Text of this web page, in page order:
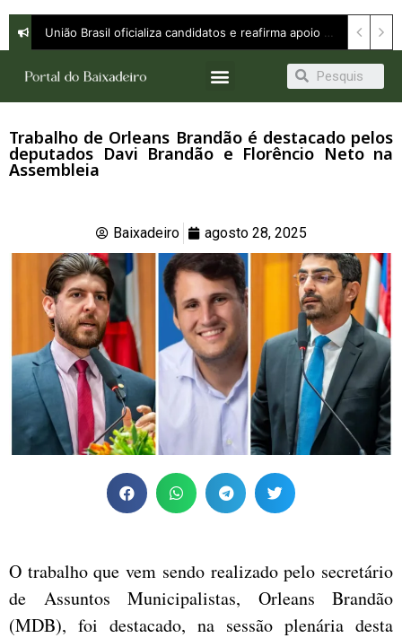
Trabalho de Orleans Brandão é destacado pelos
deputados Davi Brandão e Florêncio Neto na
Assembleia
Baixadeiro agosto 28, 2025
O trabalho que vem sendo realizado pelo secretário
de Assuntos Municipalistas, Orleans Brandão
(MDB), foi destacado, na sessão plenária desta